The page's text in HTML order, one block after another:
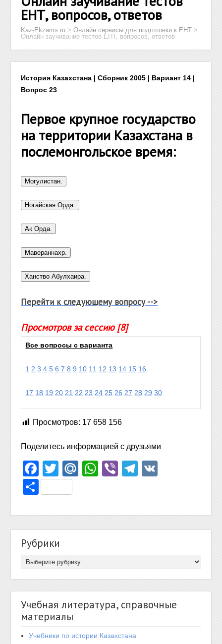
ЕНТ, вопросов, ответов
Kaz-Ekzams.ru >Онлайн сервисы для подготовки к ЕНТ >
Онлайн заучивание тестов ЕНТ, вопросов, ответов
История Казахстана | Сборник 2005 | Вариант 14 |
Вопрос 23
Первое крупное государство
на территории Казахстана в
послемонгольское время:
Перейти к следующему вопросу -->
Просмотров за сессию [8]
Все вопросы с варианта
1 2 3 4 5 6 7 8 9 10 11 12 13 14 15 16
17 18 19 20 21 22 23 24 25 26 27 28 29 30
Просмотров: 17 658 156
Поделитесь информацией с друзьями
Facebook
TwitterMail.Ru
WhatsApp
ViberTelegram
Отправить
Рубрики
Учебная литература, справочные
материалы
Учебники по истории Казахстана